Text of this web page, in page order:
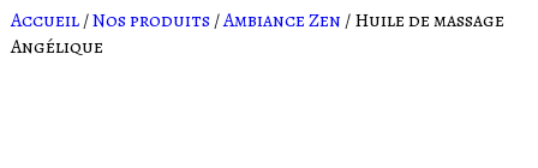
Accueil/Nos produits /Ambiance Zen / Huile de massage
Angélique